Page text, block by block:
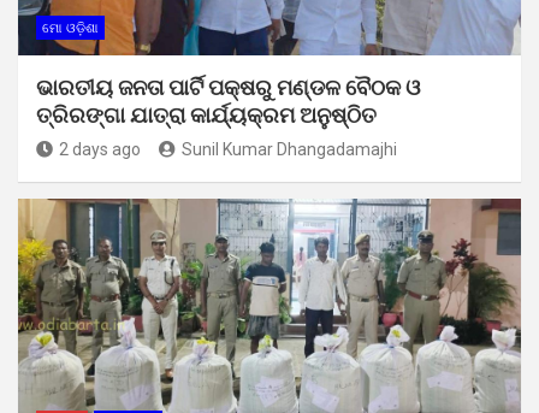
ମୋ ଓଡ଼ିଶା
ଭାରତୀୟ ଜନତା ପାର୍ଟି ପକ୍ଷରୁ ମଣ୍ଡଳ ବୈଠକ ଓ
ତ୍ରିରଙ୍ଗା ଯାତ୍ରା କାର୍ଯ୍ୟକ୍ରମ ଅନୁଷ୍ଠିତ
2 days ago Sunil Kumar Dhangadamajhi